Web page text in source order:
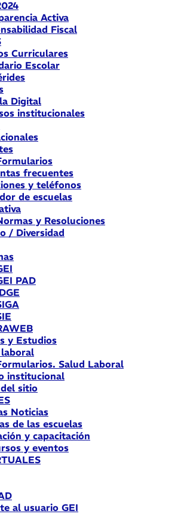
Activa
Fiscal
Curriculares
Escolar
Digital
institucionales
frecuentes
y teléfonos
de escuelas
y Resoluciones
/ Diversidad
PAD
y Estudios
Salud Laboral
institucional
sitio
Noticias
de las escuelas
y capacitación
y eventos
al usuario GEI